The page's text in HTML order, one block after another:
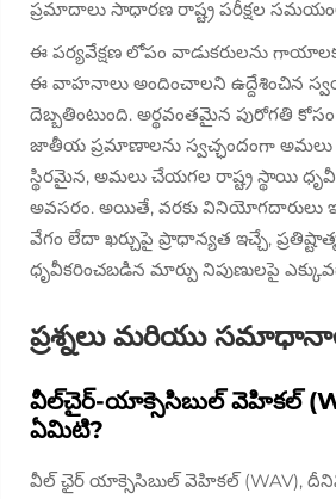
ప్రమాదాలు సాధారణ రాష్ట్ర పరీక్షల సమయంలో
ఈ పర్యవేక్షణ లోపం వాడుకరులను
ఈ వాహనాలు అందించాలని ఉద్దేశించిన
దెబ్బతింటుంది. అర్థవంతమైన పురోగతి
జాతీయ ప్రమాణాలను స్వచ్ఛందంగా
స్థిరమైన, అమలు చేయగల రాష్ట్ర స్థాయి
అవసరం. అయితే, వరకు వినియోగదారులు
వేగం లేదా ఖర్చుపై ప్రాధాన్యత ఇచ్చే,
ధృవీకరించబడిన మార్పు నిపుణులపై
ప్రశ్నలు మరియు
వీల్‌చైర్-యాక్సెసిబుల్ వెహికల్
ఏమిటి?
వీల్ ఛైర్ యాక్సెసిబుల్ వెహికల్ (WAV),